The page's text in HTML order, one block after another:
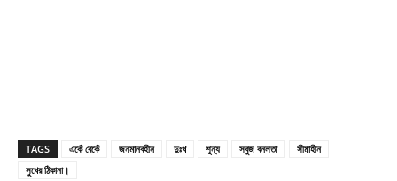
TAGS একেঁ বেকেঁ জনমানবহীন দুঃখ শূন্য সবুজ বনলতা
সীমাহীন
সুখের ঠিকানা।